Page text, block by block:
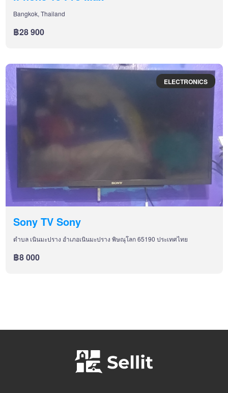
Bangkok, Thailand
฿28 900
ELECTRONICS
Sony TV Sony
ตำบล เนินมะปราง อำเภอเนินมะปราง พิษณุโลก 65190 ประเทศไทย
฿8 000